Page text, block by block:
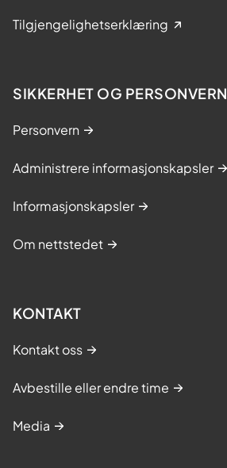
Tilgjengelighetserklæring
SIKKERHET OG PERSONVERN
Personvern
Administrere informasjonskapsler
Informasjonskapsler
Om nettstedet
KONTAKT
Kontakt oss
Avbestille eller endre time
Media